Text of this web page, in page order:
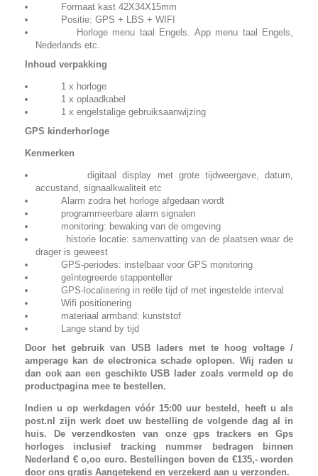
Formaat kast 42X34X15mm
Positie: GPS + LBS + WIFI
Horloge menu taal Engels. App menu taal Engels,
Nederlands etc.
Inhoud verpakking
1 x horloge
1 x oplaadkabel
1 x engelstalige gebruiksaanwijzing
GPS kinderhorloge
Kenmerken
digitaal display met grote tijdweergave, datum,
accustand, signaalkwaliteit etc
Alarm zodra het horloge afgedaan wordt
programmeerbare alarm signalen
monitoring: bewaking van de omgeving
historie locatie: samenvatting van de plaatsen waar de
drager is geweest
GPS-periodes: instelbaar voor GPS monitoring
geïntegreerde stappenteller
GPS-localisering in reële tijd of met ingestelde interval
Wifi positionering
materiaal armband: kunststof
Lange stand by tijd
Door het gebruik van USB laders met te hoog voltage /
amperage kan de electronica schade oplopen. Wij raden u
dan ook aan een geschikte USB lader zoals vermeld op de
productpagina mee te bestellen.
Indien u op werkdagen vóór 15:00 uur besteld, heeft u als
post.nl zijn werk doet uw bestelling de volgende dag al in
huis. De verzendkosten van onze gps trackers en Gps
horloges inclusief tracking nummer bedragen binnen
Nederland € o,oo euro. Bestellingen boven de €135,- worden
door ons gratis Aangetekend en verzekerd aan u verzonden.